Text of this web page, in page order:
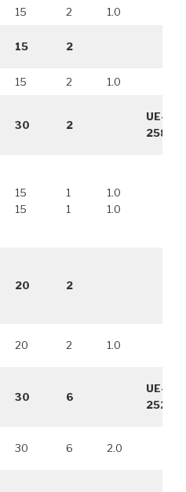
15 2 1.0
15 2
15 2 1.0
30 2
UE-
2589
15
15
1
1
1.0
1.0
20 2
20 2 1.0
30 6
UE-
2520
30 6 2.0